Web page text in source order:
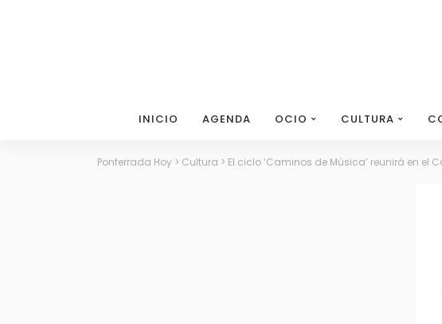
INICIO AGENDA OCIO CULTURA
Ponferrada Hoy > Cultura > El ciclo ‘Caminos de Música’ reunirá en